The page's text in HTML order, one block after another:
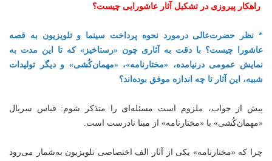
راهکار پیروزی در تشکیل آثار عاشورایی چیست؟
* نظر حضرت‌عالی درمورد نحوه پرداخت سینما و تلویزیون به قصه
عاشورا چیست؟ با دقت به آثاری چون «رستاخیز» که تا این مدت به
نمایش عمومی درنیامده، «مختارنامه»، «مهمان‌کُشی» و دیگر تولیدات
شبیه، این آثار تا چه اندازه موفق بوده‌اند؟
پیش از جواب، ملزوم است مسئله‌ای را متذکر شوم: قیاس سریال
«مهمان‌کُشی» با «مختارنامه» از مبنا نادرست است.
چرا که «مختارنامه» یکی از آثار الف اختصاصی تلویزیون به‌شمار می‌رود